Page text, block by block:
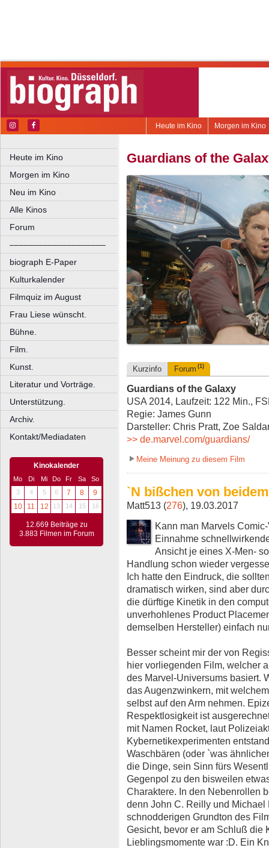
Morgen im Kino
Heute im Kino
Heute im Kino
Morgen im Kino
Neu im Kino
Alle Kinos
Forum
––––––––––––––––––––
biograph E-Paper
Kulturkalender
Filmquiz im August
Frau Liese wünscht.
Bühne.
Film.
Kunst.
Literatur und Vorträge.
Unterstützung.
Archiv.
Kontakt/Mediadaten
Kinokalender
Mo Di Mi Do Fr Sa
So
3
4 5 6 7 8
9
10
11 12 13 14 15 16
12.669 Beiträge zu
3.883 Filmen im Forum
Guardians of the
Kurzinfo Forum (1)
Guardians of the Galaxy
USA 2014, Laufzeit: 122 Min.,
Regie: James Gunn
Darsteller: Chris Pratt, Zoe
>> de.marvel.com/guardians/
Meine Meinung zu diesem Film
`N bißchen von beidem
Matt513 (276), 19.03.2017
Kann man Marvels
Einnahme
Ansicht je eines X-Men-
Handlung schon wieder
Ich hatte den Eindruck, die
dramatisch wirken, sind aber
die dürftige Kinetik in den
unverhohlenes Product
demselben Hersteller) einfach
Besser scheint mir der von
hier vorliegenden Film, welcher
des Marvel-Universums basiert.
das Augenzwinkern, mit
selbst auf den Arm nehmen.
Respektlosigkeit ist
mit Namen Rocket, laut
Kybernetikexperimenten
Waschbären (oder `was
die Dinge, sein Sinn fürs
Gegenpol zu den bisweilen
Charaktere. In den Nebenrollen
denn John C. Reilly und Michael
schnodderigen Grundton des
Gesicht, bevor er am Schluß die
Lieblingsmomente war :D. Ein